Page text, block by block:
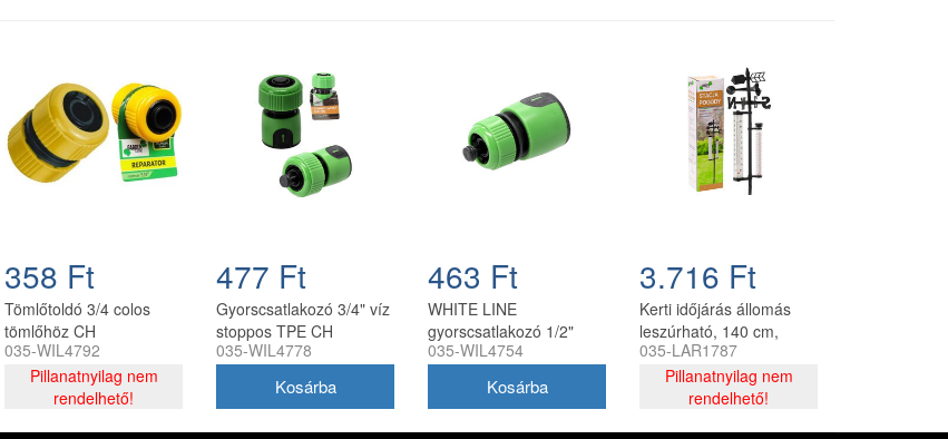
358 Ft
Tömlőtoldó 3/4 colos
tömlőhöz CH
035-WIL4792
Pillanatnyilag nem
rendelhető!
477 Ft
Gyorscsatlakozó 3/4" víz
stoppos TPE CH
5901292684778
035-WIL4778
463 Ft
WHITE LINE
gyorscsatlakozó 1/2"
stoppos CH
035-WIL4754
3.716 Ft
Kerti időjárás állomás
leszúrható, 140 cm,
fekete
035-LAR1787
Pillanatnyilag nem
rendelhető!